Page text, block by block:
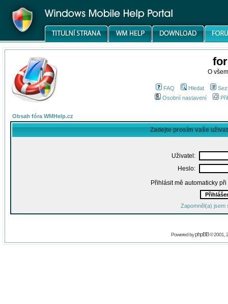
O
FAQ Hledat
Osobní nastavení
Obsah fóra WMHelp.cz
Zadejte prosím vaše
Uživatel:
Heslo:
Přihlásit mě automaticky
Zapomněl(a) jsem
Powered byphpBB© 2001,